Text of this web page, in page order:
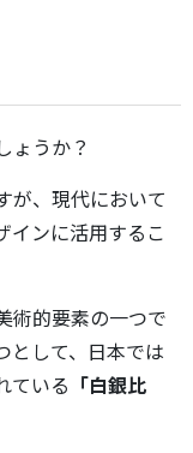
ょうか？
が、現代において
インに活用するこ
術的要素の一つで
として、日本では
ている 「白銀比